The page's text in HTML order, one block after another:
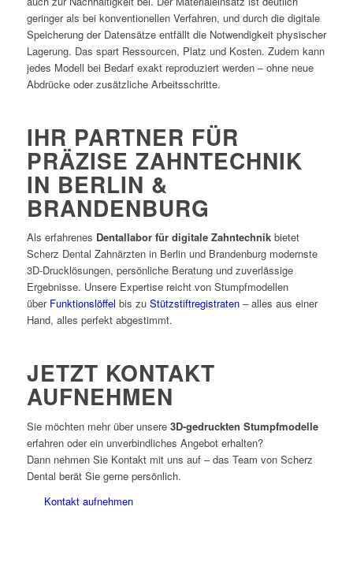
geringer als bei konventionellen Verfahren, und durch die digitale
Speicherung der Datensätze entfällt die Notwendigkeit physischer
Lagerung. Das spart Ressourcen, Platz und Kosten. Zudem kann
jedes Modell bei Bedarf exakt reproduziert werden – ohne neue
Abdrücke oder zusätzliche Arbeitsschritte.
IHR PARTNER FÜR
PRÄZISE ZAHNTECHNIK
IN BERLIN &
BRANDENBURG
Als erfahrenes Dentallabor für digitale Zahntechnikbietet
Scherz Dental Zahnärzten in Berlin und Brandenburg modernste
3D-Drucklösungen, persönliche Beratung und zuverlässige
Ergebnisse. Unsere Expertise reicht von Stumpfmodellen
über Funktionslöffel bis zu Stützstiftregistraten– alles aus einer
Hand, alles perfekt abgestimmt.
JETZT KONTAKT
AUFNEHMEN
Sie möchten mehr über unsere 3D-gedruckten Stumpfmodelle
erfahren oder ein unverbindliches Angebot erhalten?
Dann nehmen Sie Kontakt mit uns auf – das Team von Scherz
Dental berät Sie gerne persönlich.
Kontakt aufnehmen